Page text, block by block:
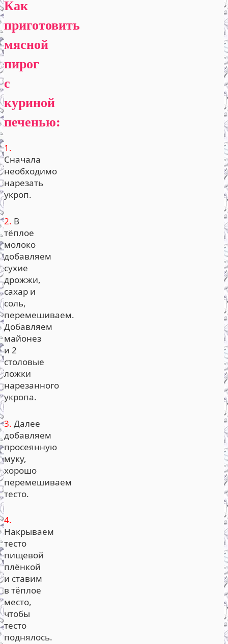
Как
приготовить
мясной
пирог
с
куриной
печенью:
1.
Сначала
необходимо
нарезать
укроп.
2. В
тёплое
молоко
добавляем
сухие
дрожжи,
сахар и
соль,
перемешиваем.
Добавляем
майонез
и 2
столовые
ложки
нарезанного
укропа.
3. Далее
добавляем
просеянную
муку,
хорошо
перемешиваем
тесто.
4.
Накрываем
тесто
пищевой
плёнкой
и ставим
в тёплое
место,
чтобы
тесто
поднялось.